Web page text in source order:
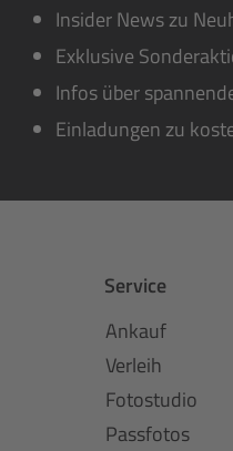
Insider News zu
Exklusive
Infos über
Einladungen zu
Service
Ankauf
Verleih
Fotostudio
Passfotos